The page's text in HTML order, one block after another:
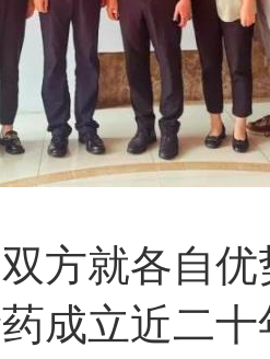
，双方就各
成立近二十